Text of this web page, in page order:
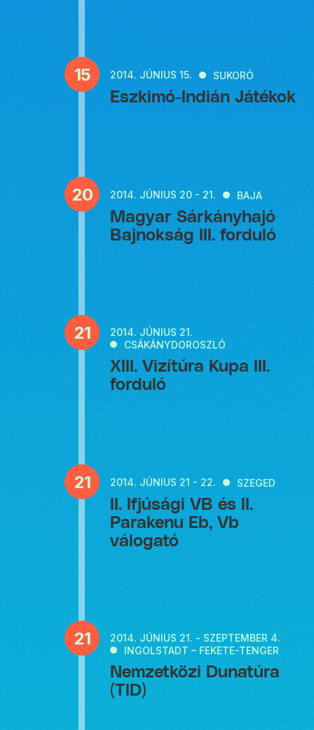
15 2014. JÚNIUS 15. SUKORÓ
Eszkimó-Indián Játékok
20 2014. JÚNIUS 20 - 21. BAJA
Magyar Sárkányhajó
Bajnokság III. forduló
21 2014. JÚNIUS 21.
CSÁKÁNYDOROSZLÓ
XIII. Vizítúra Kupa III.
forduló
21 2014. JÚNIUS 21 - 22. SZEGED
II. Ifjúsági VB és II.
Parakenu Eb, Vb
válogató
21 2014. JÚNIUS 21. - SZEPTEMBER 4.
INGOLSTADT – FEKETE-TENGER
Nemzetközi Dunatúra
(TID)